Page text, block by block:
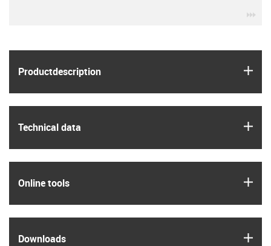
Product­description
Technical data
Online tools
Downloads